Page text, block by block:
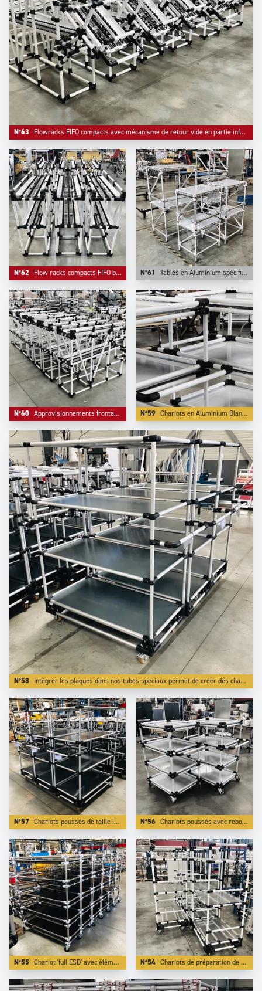
N°63 Flowracks FIFO compacts avec mécanisme de retour vide en partie inférieure.
N°62 Flow racks compacts FIFO blancs et noirs en Alumium de finition de haut niveau. N°61 Tables en Aluminium spécifiques.
N°60 Approvisionnements frontaux FIFO compacts. N°59 Chariots en Aluminium Blancs de très haute qualité de finition pour un poids allégé qui les rend très maniables.
N°58 Intégrer les plaques dans nos tubes speciaux permet de créer des chariots équipés de niveaux avec rebords anti chutes.
N°57 Chariots poussés de taille intermédiaire. L'utilisation de composants Aluminum composite allège la charge à pousser de plus de 50 % par rapport à un chariot en acier classique. N°56 Chariots poussés avec rebord en tube structuré autour de tubes aluminium revêtus blancs.
N°55 Chariot 'full ESD' avec éléments 100 % ESD. N°54 Chariots de préparation de commande à 3 niveaux reglables.